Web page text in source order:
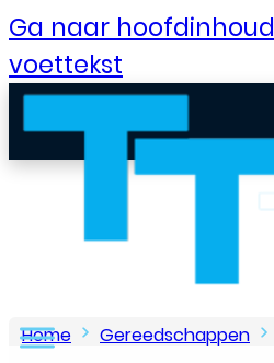
Ga naar hoofdinhoud
voettekst
Home Gereedschappen